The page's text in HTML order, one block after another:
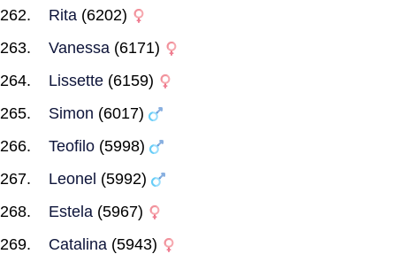
Rita (6202)
Vanessa (6171)
Lissette (6159)
Simon (6017)
Teofilo (5998)
Leonel (5992)
Estela (5967)
Catalina (5943)